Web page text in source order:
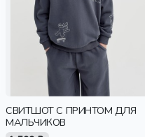
СВИТШОТ С ПРИНТОМ ДЛЯ
МАЛЬЧИКОВ